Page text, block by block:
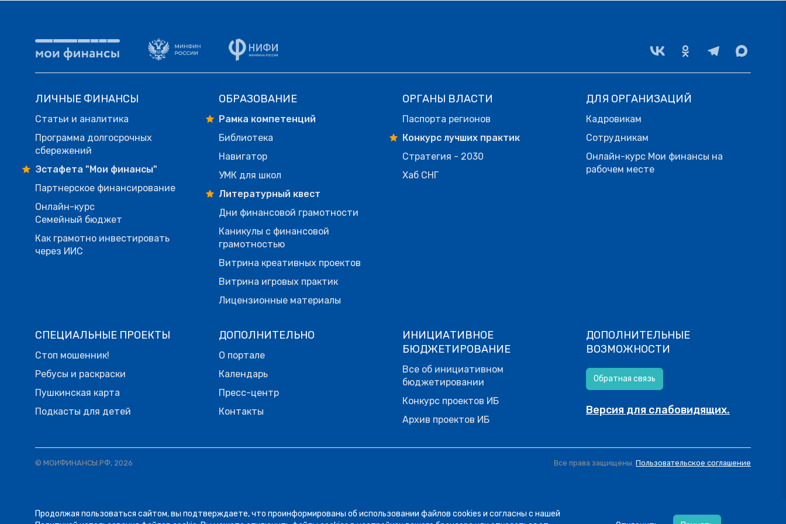
ЛИЧНЫЕ ФИНАНСЫ
Статьи и аналитика
Программа долгосрочных
сбережений
Эстафета "Мои финансы"
Партнерское финансирование
Онлайн-курс
Семейный бюджет
Как грамотно инвестировать
через ИИС
ОБРАЗОВАНИЕ
Рамка компетенций
Библиотека
Навигатор
УМК для школ
Литературный квест
Дни финансовой грамотности
Каникулы с финансовой
грамотностью
Витрина креативных проектов
Витрина игровых практик
Лицензионные материалы
ОРГАНЫ ВЛАСТИ
Паспорта регионов
Конкурс лучших практик
Стратегия - 2030
Хаб СНГ
ДЛЯ ОРГАНИЗАЦИЙ
Кадровикам
Сотрудникам
Онлайн-курс Мои финансы на
рабочем месте
СПЕЦИАЛЬНЫЕ ПРОЕКТЫ
Стоп мошенник!
Ребусы и раскраски
Пушкинская карта
Подкасты для детей
ДОПОЛНИТЕЛЬНО
О портале
Календарь
Пресс-центр
Контакты
ИНИЦИАТИВНОЕ
БЮДЖЕТИРОВАНИЕ
Все об инициативном
бюджетировании
Конкурс проектов ИБ
Архив проектов ИБ
ДОПОЛНИТЕЛЬНЫЕ
ВОЗМОЖНОСТИ
Обратная связь
Версия для слабовидящих.
© МОИФИНАНСЫ.РФ, 2026 Все права защищены. Пользовательское соглашение
06.08 14:16
Продолжая пользоваться сайтом, вы подтверждаете, что проинформированы об использовании файлов cookies и согласны с нашей